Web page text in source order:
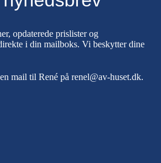
opdaterede prislister og
i din mailboks. Vi beskytter dine
mail til René på renel@av-huset.dk.